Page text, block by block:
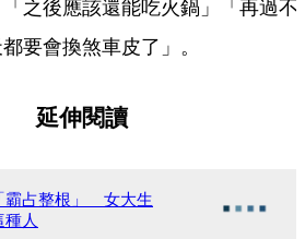
之後應該還能吃火鍋」「再過不
要會換煞車皮了」。
延伸閱讀
霸占整根」 女大生
人